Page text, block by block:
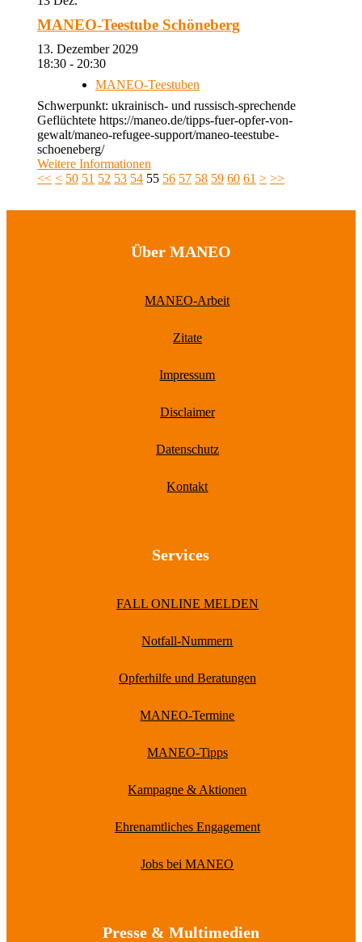
MANEO-Teestube Schöneberg
13. Dezember 2029
18:30 - 20:30
MANEO-Teestuben
Schwerpunkt: ukrainisch- und russisch-sprechende
Geflüchtete https://maneo.de/tipps-fuer-opfer-von-
gewalt/maneo-refugee-support/maneo-teestube-
schoeneberg/
Weitere Informationen
<< < 50 51 52 53 54 55 56 57 58 59 60 61 > >>
Über MANEO
MANEO-Arbeit
Zitate
Impressum
Disclaimer
Datenschutz
Kontakt
Services
FALL ONLINE MELDEN
Notfall-Nummern
Opferhilfe und Beratungen
MANEO-Termine
MANEO-Tipps
Kampagne & Aktionen
Ehrenamtliches Engagement
Jobs bei MANEO
Presse & Multimedien